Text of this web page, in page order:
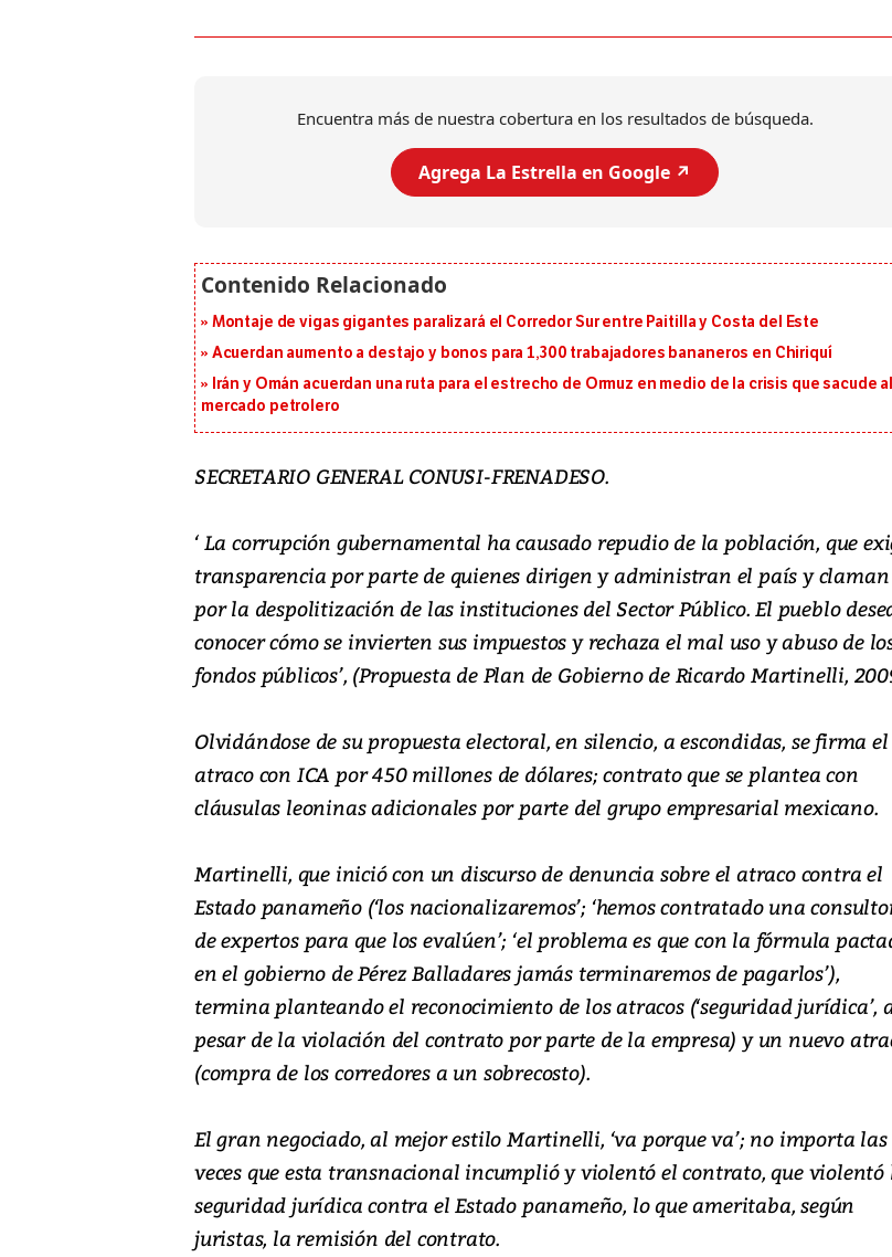
Encuentra más de nuestra cobertura en los resultados de búsqueda.
Agrega La Estrella en Google ↗️
Montaje de vigas gigantes paralizará el Corredor Sur entre Paitilla y Costa del Este
Acuerdan aumento a destajo y bonos para 1,300 trabajadores bananeros en Chiriquí
Irán y Omán acuerdan una ruta para el estrecho de Ormuz en medio de la crisis que sacude al
mercado petrolero
SECRETARIO GENERAL CONUSI-FRENADESO.
‘ La corrupción gubernamental ha causado repudio de la población, que
transparencia por parte de quienes dirigen y administran el país y claman
por la despolitización de las instituciones del Sector Público. El pueblo
conocer cómo se invierten sus impuestos y rechaza el mal uso y abuso de
fondos públicos’, (Propuesta de Plan de Gobierno de Ricardo Martinelli,
Olvidándose de su propuesta electoral, en silencio, a escondidas, se firma el
atraco con ICA por 450 millones de dólares; contrato que se plantea con
cláusulas leoninas adicionales por parte del grupo empresarial mexicano.
Martinelli, que inició con un discurso de denuncia sobre el atraco contra el
Estado panameño (‘los nacionalizaremos’; ‘hemos contratado una
de expertos para que los evalúen’; ‘el problema es que con la fórmula
en el gobierno de Pérez Balladares jamás terminaremos de pagarlos’),
termina planteando el reconocimiento de los atracos (‘seguridad jurídica’,
pesar de la violación del contrato por parte de la empresa) y un nuevo
(compra de los corredores a un sobrecosto).
El gran negociado, al mejor estilo Martinelli, ‘va porque va’; no importa las
veces que esta transnacional incumplió y violentó el contrato, que violentó
seguridad jurídica contra el Estado panameño, lo que ameritaba, según
juristas, la remisión del contrato.